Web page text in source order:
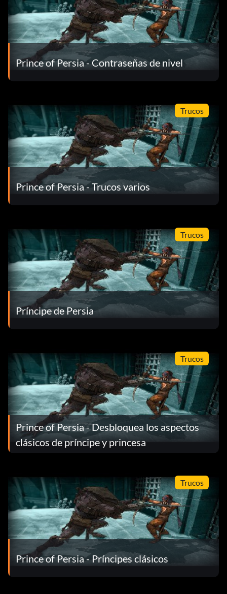
Prince of Persia - Contraseñas de nivel
Trucos
Prince of Persia - Trucos varios
Trucos
Príncipe de Persia
Trucos
Prince of Persia - Desbloquea los aspectos
clásicos de príncipe y princesa
Trucos
Prince of Persia - Príncipes clásicos